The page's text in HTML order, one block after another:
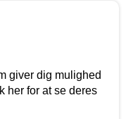
giver dig mulighed
her for at se deres